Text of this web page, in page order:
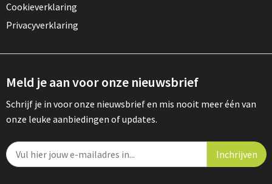
Cookieverklaring
Privacyverklaring
Meld je aan voor onze nieuwsbrief
Schrijf je in voor onze nieuwsbrief en mis nooit meer één van
onze leuke aanbiedingen of updates.